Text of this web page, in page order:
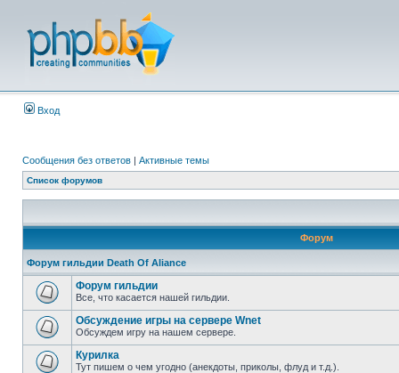
Вход
Сообщения без ответов | Активные темы
Список форумов
Форум
Форум гильдии Death Of Aliance
Форум гильдии
Все, что касается нашей гильдии.
Обсуждение игры на сервере Wnet
Обсуждем игру на нашем сервере.
Курилка
Тут пишем о чем угодно (анекдоты, приколы, флуд и т.д.).